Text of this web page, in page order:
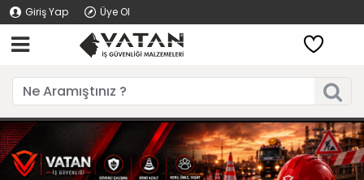
Giriş Yap Üye Ol